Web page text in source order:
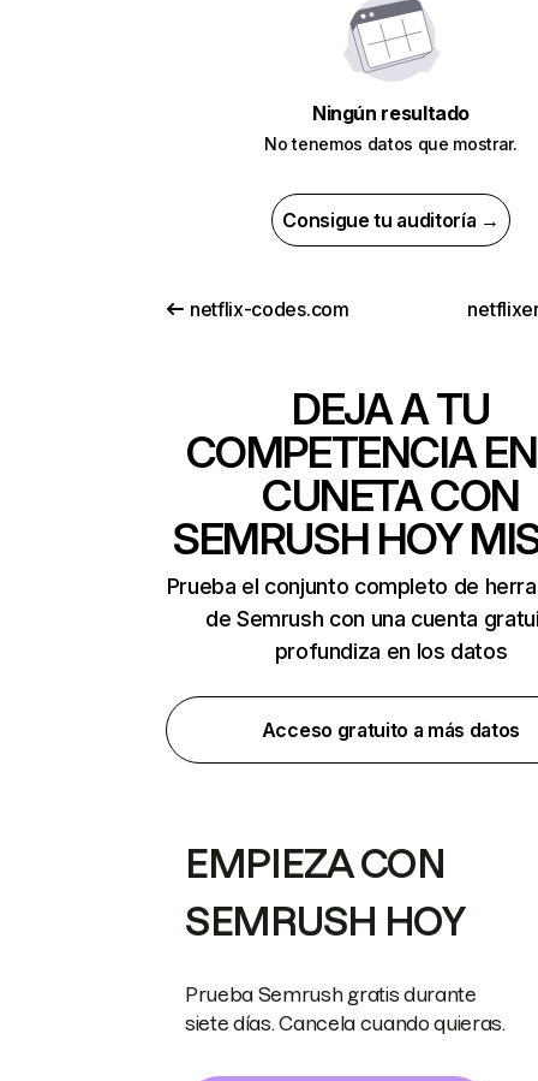
Ningún resultado
No tenemos datos que mostrar.
Consigue tu auditoría →
netflix-codes.com
DEJA A TU
COMPETENCIA
CUNETA CON
SEMRUSH HOY
Prueba el conjunto completo de
de Semrush con una cuenta
profundiza en los datos
Acceso gratuito a más datos
EMPIEZA CON
SEMRUSH HOY
Prueba Semrush gratis durante
siete días. Cancela cuando quieras.